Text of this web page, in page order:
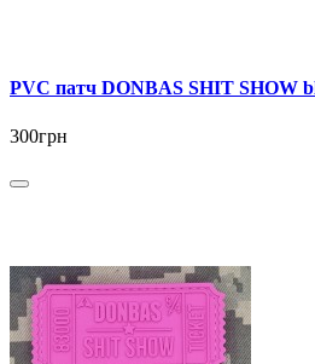
PVC патч DONBAS SHIT SHOW
300грн